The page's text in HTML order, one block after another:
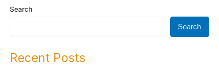
Aluminium: Panduan Lengkap & Terbaru 2026
AI Headline Generator for Niche Articles 2026: Rahasia 10x
Software Artikel